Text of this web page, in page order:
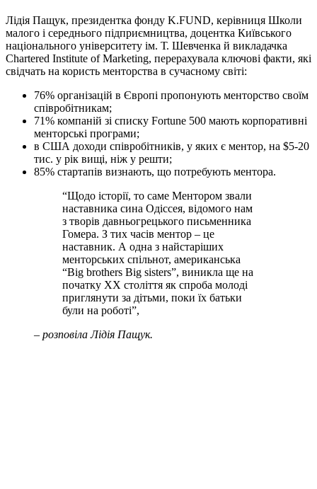
Лідія Пащук, президентка фонду K.FUND, керівниця Школи
малого і середнього підприємництва, доцентка Київського
національного університету ім. Т. Шевченка й викладачка
Chartered Institute of Marketing, перерахувала ключові факти, які
свідчать на користь менторства в сучасному світі:
76% організацій в Європі пропонують менторство своїм
співробітникам;
71% компаній зі списку Fortune 500 мають корпоративні
менторські програми;
в США доходи співробітників, у яких є ментор, на $5-20
тис. у рік вищі, ніж у решти;
85% стартапів визнають, що потребують ментора.
“Щодо історії, то саме Ментором звали
наставника сина Одіссея, відомого нам
з творів давньогрецького письменника
Гомера. З тих часів ментор – це
наставник. А одна з найстаріших
менторських спільнот, американська
“Big brothers Big sisters”, виникла ще на
початку ХХ століття як спроба молоді
приглянути за дітьми, поки їх батьки
були на роботі”,
– розповіла Лідія Пащук.